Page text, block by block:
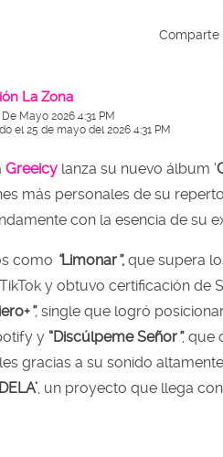
La Zona
Mayo 2026 4:31 PM
el 25 de mayo del 2026 4:31 PM
Greeicy lanza su nuevo álbum ‘
más personales de su
con la esencia de su
como “Limonar”, que supera
y obtuvo certificación de
”, single que logró
y “Discúlpeme Señor”, que
gracias a su sonido
, un proyecto que llega